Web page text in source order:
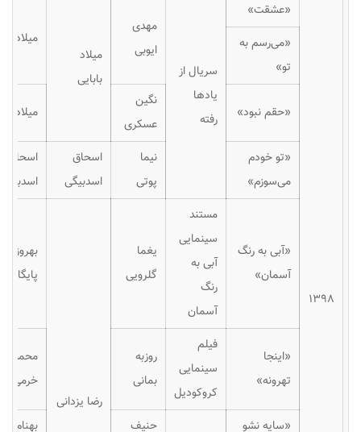
۱۳۹۸
«عشقت»
سریال از
یادها
رفته
مهدی
ایوبی
میلاد
بابایی
میلاد
«می‌رسم به
تو»
«حقم نبود»
نگین
عسکری
میلاد
«تو خودم
می‌سوزم»
نیما
پوتی
اسحاق
اسدبیگی
اسحاق
اسدبیگی
«آبی به رنگ
آسمان»
مستند
سینمایی
آبی به
رنگ
آسمان
یغما
گلرویی
رضا یزدانی
بهروز
پایگان
«اینجا
تهرونه»
فیلم
سینمایی
کروکودیل
روزبه
بمانی
محمد
«سایه نشو
حنیف
بهنام